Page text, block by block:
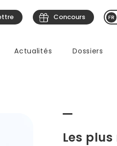
Actualités Dossiers
Concours
Les